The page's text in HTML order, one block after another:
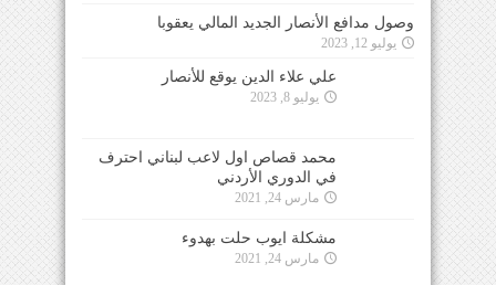
وصول مدافع الأنصار الجديد المالي يعقوبا
يوليو 12, 2023
علي علاء الدين يوقع للأنصار
يوليو 8, 2023
محمد قصاص اول لاعب لبناني احترف
في الدوري الأردني
مارس 24, 2021
مشكلة ايوب حلت بهدوء
مارس 24, 2021